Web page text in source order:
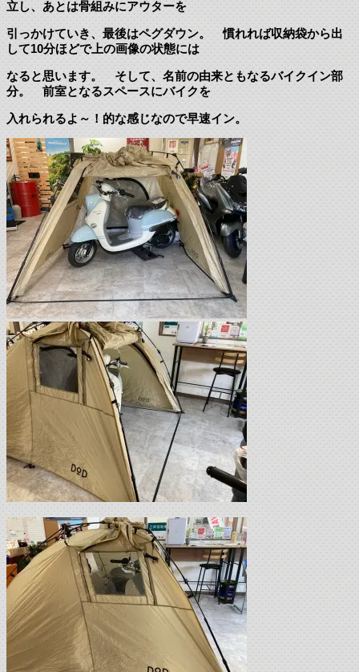
立し、あとは骨組みにアウターを
引っかけていき、最後はペグダウン。 慣れれば収納袋から出
して10分ほどで上の画像の状態には
なると思います。 そして、名前の由来ともなるバイクイン部
分。 前室となるスペースにバイクを
入れられるよ～！的な感じなので早速イン。